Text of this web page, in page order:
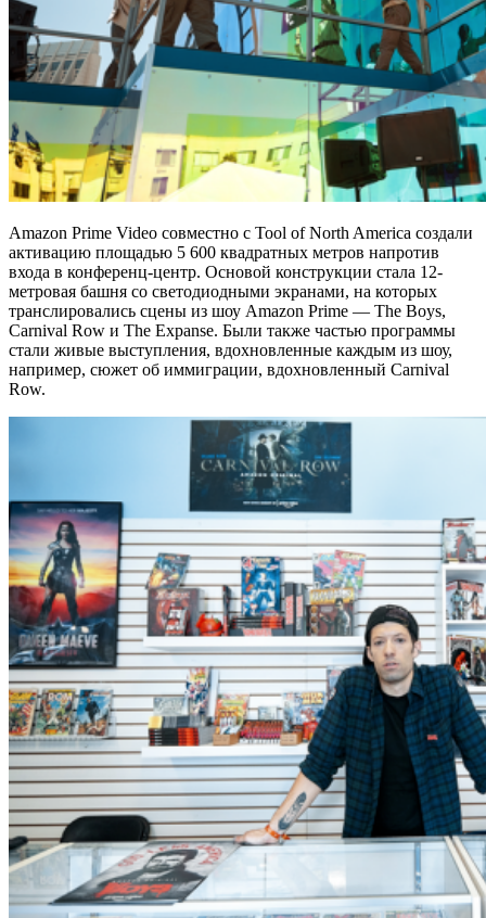
Amazon Prime Video совместно с Tool of North America создали
активацию площадью 5 600 квадратных метров напротив
входа в конференц-центр. Основой конструкции стала 12-
метровая башня со светодиодными экранами, на которых
транслировались сцены из шоу Amazon Prime — The Boys,
Carnival Row и The Expanse. Были также частью программы
стали живые выступления, вдохновленные каждым из шоу,
например, сюжет об иммиграции, вдохновленный Carnival
Row.